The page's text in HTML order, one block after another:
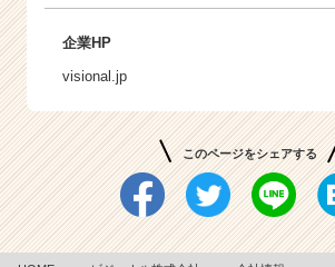
企業HP
visional.jp
このページをシェアする